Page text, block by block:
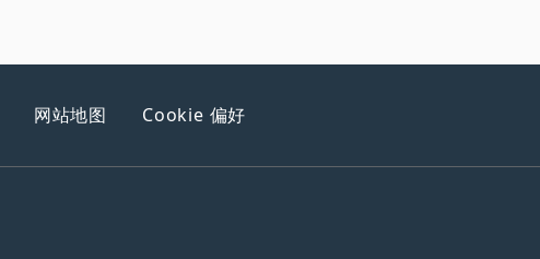
网站地图 Cookie 偏好